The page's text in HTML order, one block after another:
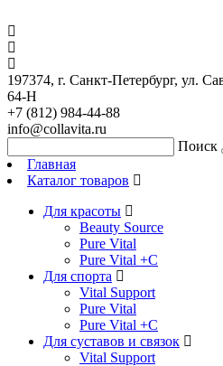
197374, г. Санкт-Петербург, ул.
64-Н
+7 (812) 984-44-88
info@collavita.ru
Поиск
Главная
Каталог товаров
Для красоты
Beauty Source
Pure Vital
Pure Vital +C
Для спорта
Vital Support
Pure Vital
Pure Vital +C
Для суставов и связок
Vital Support